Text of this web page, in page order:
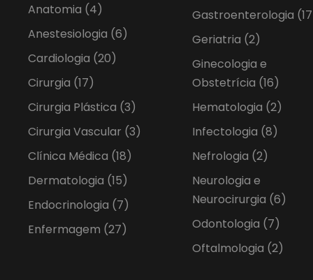
Anatomia (4)
Anestesiologia (6)
Cardiologia (20)
Cirurgia (17)
Cirurgia Plástica (3)
Cirurgia Vascular (3)
Clínica Médica (18)
Dermatologia (15)
Endocrinologia (7)
Enfermagem (27)
Gastroenterologia
Geriatria (2)
Ginecologia e
Obstetrícia (16)
Hematologia (2)
Infectologia (8)
Nefrologia (2)
Neurologia e
Neurocirurgia (6)
Odontologia (7)
Oftalmologia (2)